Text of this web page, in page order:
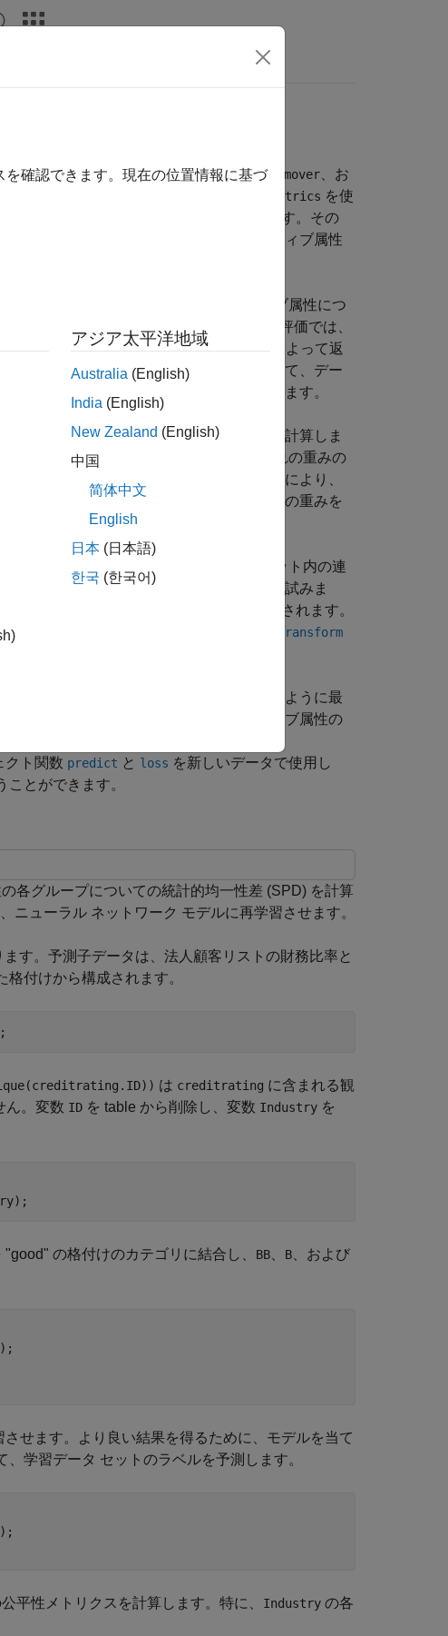
、fairnessWeights、disparateImpactRemover 、お
fairnessMetrics を使
トまたは分類モデルの公平性を評価します。その
を使用してセンシティブ属性
またはバイナリ分類モデルのセンシティブ属性につ
リクス) を計算します。データレベルの評価では、
価では、1 つ以上のバイナリ分類モデルによって返
て調べます。これらのメトリクスを使用して、デー
するバイアスがないかどうかを判別できます。
属性と応答変数についての公平性の重みを計算しま
のすべての組み合わせについて、それぞれの重みの
重みが割り当てられます。返される重みにより、
前と値の引数Weights を使用して、これらの重みを
、センシティブ属性を使用してデータ セット内の連
ブ属性による差異の影響を除去するように試みま
オブジェクトが関数から返されます。
渡し、オブジェクトをオブジェクト関数 transform
性の範囲を満たしながら精度が最大になるように最
臨界領域の観測値については、センシティブ属性の
クト関数 predict と loss を新しいデータで使用し
とができます。
各グループについての統計的均一性差 (SPD) を計算
ニューラル ネットワーク モデルに再学習させます。
す。予測子データは、法人顧客リストの財務比率と
付けから構成されます。
は creditrating に含まれる観
ん。変数 ID を table から削除し、変数 Industry を
"good" の格付けのカテゴリに結合し、 BB B 、および
);
せます。より良い結果を得るために、モデルを当て
学習データ セットのラベルを予測します。
平性メトリクスを計算します。特に、 Industry の各
確認できます。現在の位置情報に基づ
アジア太平洋地域
Australia (English)
India (English)
New Zealand (English)
中国
简体中文
English
日本 (日本語)
한국 (한국어)